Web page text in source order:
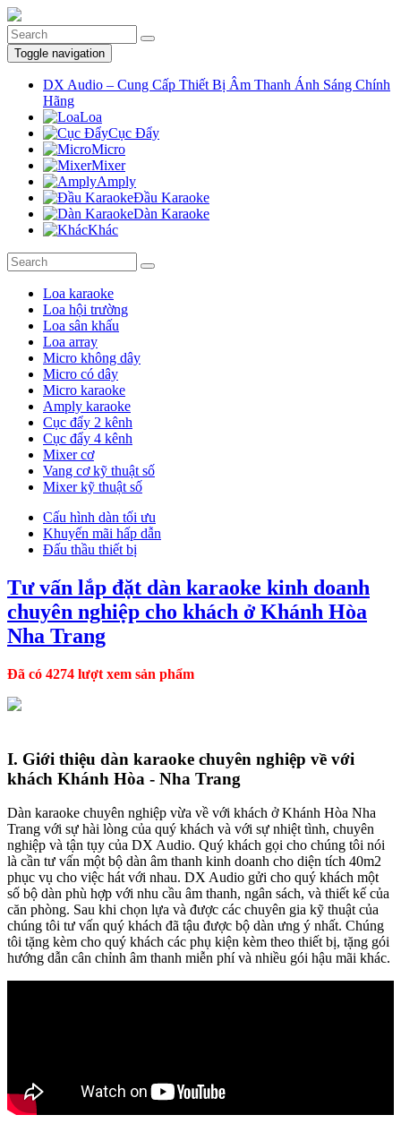
Toggle navigation
DX Audio – Cung Cấp Thiết Bị Âm Thanh Ánh Sáng Chính
Hãng
Loa
Cục Đẩy
Micro
Mixer
Amply
Đầu Karaoke
Dàn Karaoke
Khác
Loa karaoke
Loa hội trường
Loa sân khấu
Loa array
Micro không dây
Micro có dây
Micro karaoke
Amply karaoke
Cục đẩy 2 kênh
Cục đẩy 4 kênh
Mixer cơ
Vang cơ kỹ thuật số
Mixer kỹ thuật số
Cấu hình dàn tối ưu
Khuyến mãi hấp dẫn
Đấu thầu thiết bị
Tư vấn lắp đặt dàn karaoke kinh doanh
chuyên nghiệp cho khách ở Khánh Hòa
Nha Trang
Đã có 4274 lượt xem sản phẩm
I. Giới thiệu dàn karaoke chuyên nghiệp về với
khách Khánh Hòa - Nha Trang
Dàn karaoke chuyên nghiệp vừa về với khách ở Khánh Hòa Nha
Trang với sự hài lòng của quý khách và với sự nhiệt tình, chuyên
nghiệp và tận tụy của DX Audio. Quý khách gọi cho chúng tôi nói
là cần tư vấn một bộ dàn âm thanh kinh doanh cho diện tích 40m2
phục vụ cho việc hát với nhau. DX Audio gửi cho quý khách một
số bộ dàn phù hợp với nhu cầu âm thanh, ngân sách, và thiết kế của
căn phòng. Sau khi chọn lựa và được các chuyên gia kỹ thuật của
chúng tôi tư vấn quý khách đã tậu được bộ dàn ưng ý nhất. Chúng
tôi tặng kèm cho quý khách các phụ kiện kèm theo thiết bị, tặng gói
hướng dẫn cân chỉnh âm thanh miễn phí và nhiều gói hậu mãi khác.